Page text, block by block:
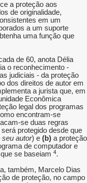
a proteção aos
de originalidade,
em um
a um suporte
uma função que
de 60, anota Délia
o reconhecimento -
judiciais - da proteção
dos direitos de autor em
a jurista que, em
Econômica
legal dos programas
encontram-se
se duas regras
protegido desde que
seu autor) e (b) a proteção
de computador e
se baseiam 4.
também, Marcelo Dias
de proteção, no campo